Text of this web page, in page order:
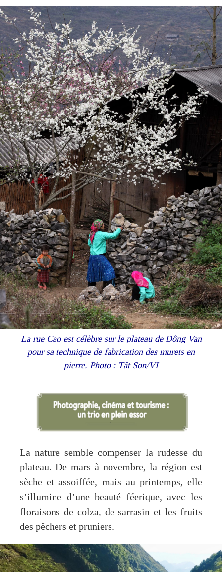
La rue Cao est célèbre sur le plateau de Dông Van
pour sa technique de fabrication des murets en
pierre. Photo : Tât Son/VI
La nature semble compenser la rudesse du
plateau. De mars à novembre, la région est
sèche et assoiffée, mais au printemps, elle
s’illumine d’une beauté féerique, avec les
floraisons de colza, de sarrasin et les fruits
des pêchers et pruniers.